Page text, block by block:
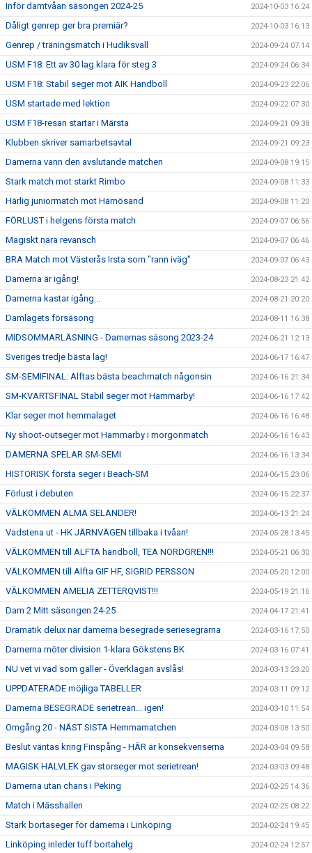
Inför damtvåan säsongen 2024-25 2024-10-03 16:24
Dåligt genrep ger bra premiär? 2024-10-03 16:13
Genrep / träningsmatch i Hudiksvall 2024-09-24 07:14
USM F18: Ett av 30 lag klara för steg 3 2024-09-24 06:34
USM F18: Stabil seger mot AIK Handboll 2024-09-23 22:06
USM startade med lektion 2024-09-22 07:30
USM F18-resan startar i Märsta 2024-09-21 09:38
Klubben skriver samarbetsavtal 2024-09-21 09:23
Damerna vann den avslutande matchen 2024-09-08 19:15
Stark match mot starkt Rimbo 2024-09-08 11:33
Härlig juniormatch mot Härnösand 2024-09-08 11:20
FÖRLUST i helgens första match 2024-09-07 06:56
Magiskt nära revansch 2024-09-07 06:46
BRA Match mot Västerås Irsta som "rann iväg" 2024-09-07 06:43
Damerna är igång! 2024-08-23 21:42
Damerna kastar igång... 2024-08-21 20:20
Damlagets försäsong 2024-08-11 16:38
MIDSOMMARLÄSNING - Damernas säsong 2023-24 2024-06-21 12:13
Sveriges tredje bästa lag! 2024-06-17 16:47
SM-SEMIFINAL: Alftas bästa beachmatch någonsin 2024-06-16 21:34
SM-KVARTSFINAL Stabil seger mot Hammarby! 2024-06-16 17:42
Klar seger mot hemmalaget 2024-06-16 16:48
Ny shoot-outseger mot Hammarby i morgonmatch 2024-06-16 16:43
DAMERNA SPELAR SM-SEMI 2024-06-16 13:34
HISTORISK första seger i Beach-SM 2024-06-15 23:06
Förlust i debuten 2024-06-15 22:37
VÄLKOMMEN ALMA SELANDER! 2024-06-13 21:24
Vadstena ut - HK JÄRNVÄGEN tillbaka i tvåan! 2024-05-28 13:45
VÄLKOMMEN till ALFTA handboll, TEA NORDGREN!!! 2024-05-21 06:30
VÄLKOMMEN till Alfta GIF HF, SIGRID PERSSON 2024-05-20 12:00
VÄLKOMMEN AMELIA ZETTERQVIST!!! 2024-05-19 21:16
Dam 2 Mitt säsongen 24-25 2024-04-17 21:41
Dramatik delux när damerna besegrade seriesegrarna 2024-03-16 17:50
Damerna möter division 1-klara Gökstens BK 2024-03-16 07:41
NU vet vi vad som gäller - Överklagan avslås! 2024-03-13 23:20
UPPDATERADE möjliga TABELLER 2024-03-11 09:12
Damerna BESEGRADE serietrean... igen! 2024-03-10 11:54
Omgång 20 - NÄST SISTA Hemmamatchen 2024-03-08 13:50
Beslut väntas kring Finspång - HÄR är konsekvenserna 2024-03-04 09:58
MAGISK HALVLEK gav storseger mot serietrean! 2024-03-03 09:48
Damerna utan chans i Peking 2024-02-25 14:36
Match i Mässhallen 2024-02-25 08:22
Stark bortaseger för damerna i Linköping 2024-02-24 19:45
Linköping inleder tuff bortahelg 2024-02-24 12:57